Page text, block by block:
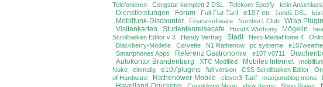
Telefonieren
Congstar komplett 2 DSL Telekom-Spotify kein
Dienstleistungen Forum Full-Flat-Tarif e107 eu 1und1 DSL
Mobilfunk-Discounter Finanzsoftware Number1 Club Wrap Plugin
Visitenkarten Studentenreisecafe HundK Werbung Mögelin
Scrollbalken Editor v 3
Handy Vertrag Stadt Nero MediaHome 4
Blackberry-Modelle
Corvette N1 Rathenow pc systeme
Smartphones Apps Referenz Gastronomie e107 v0711
Autokontor Brandenburg XTC Modified Mobiles Internet
Nuke
einmalig e107plugins full version CSS Scrollbalken Editor
of Hardware
Rathenower-Mobile clever3-Tarif macgurublog menu